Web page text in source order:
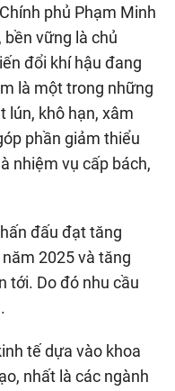
phủ Phạm Minh
vững là chủ
đổi khí hậu đang
là một trong những
lún, khô hạn, xâm
phần giảm thiểu
nhiệm vụ cấp bách,
đấu đạt tăng
2025 và tăng
tới. Do đó nhu cầu
tế dựa vào khoa
nhất là các ngành